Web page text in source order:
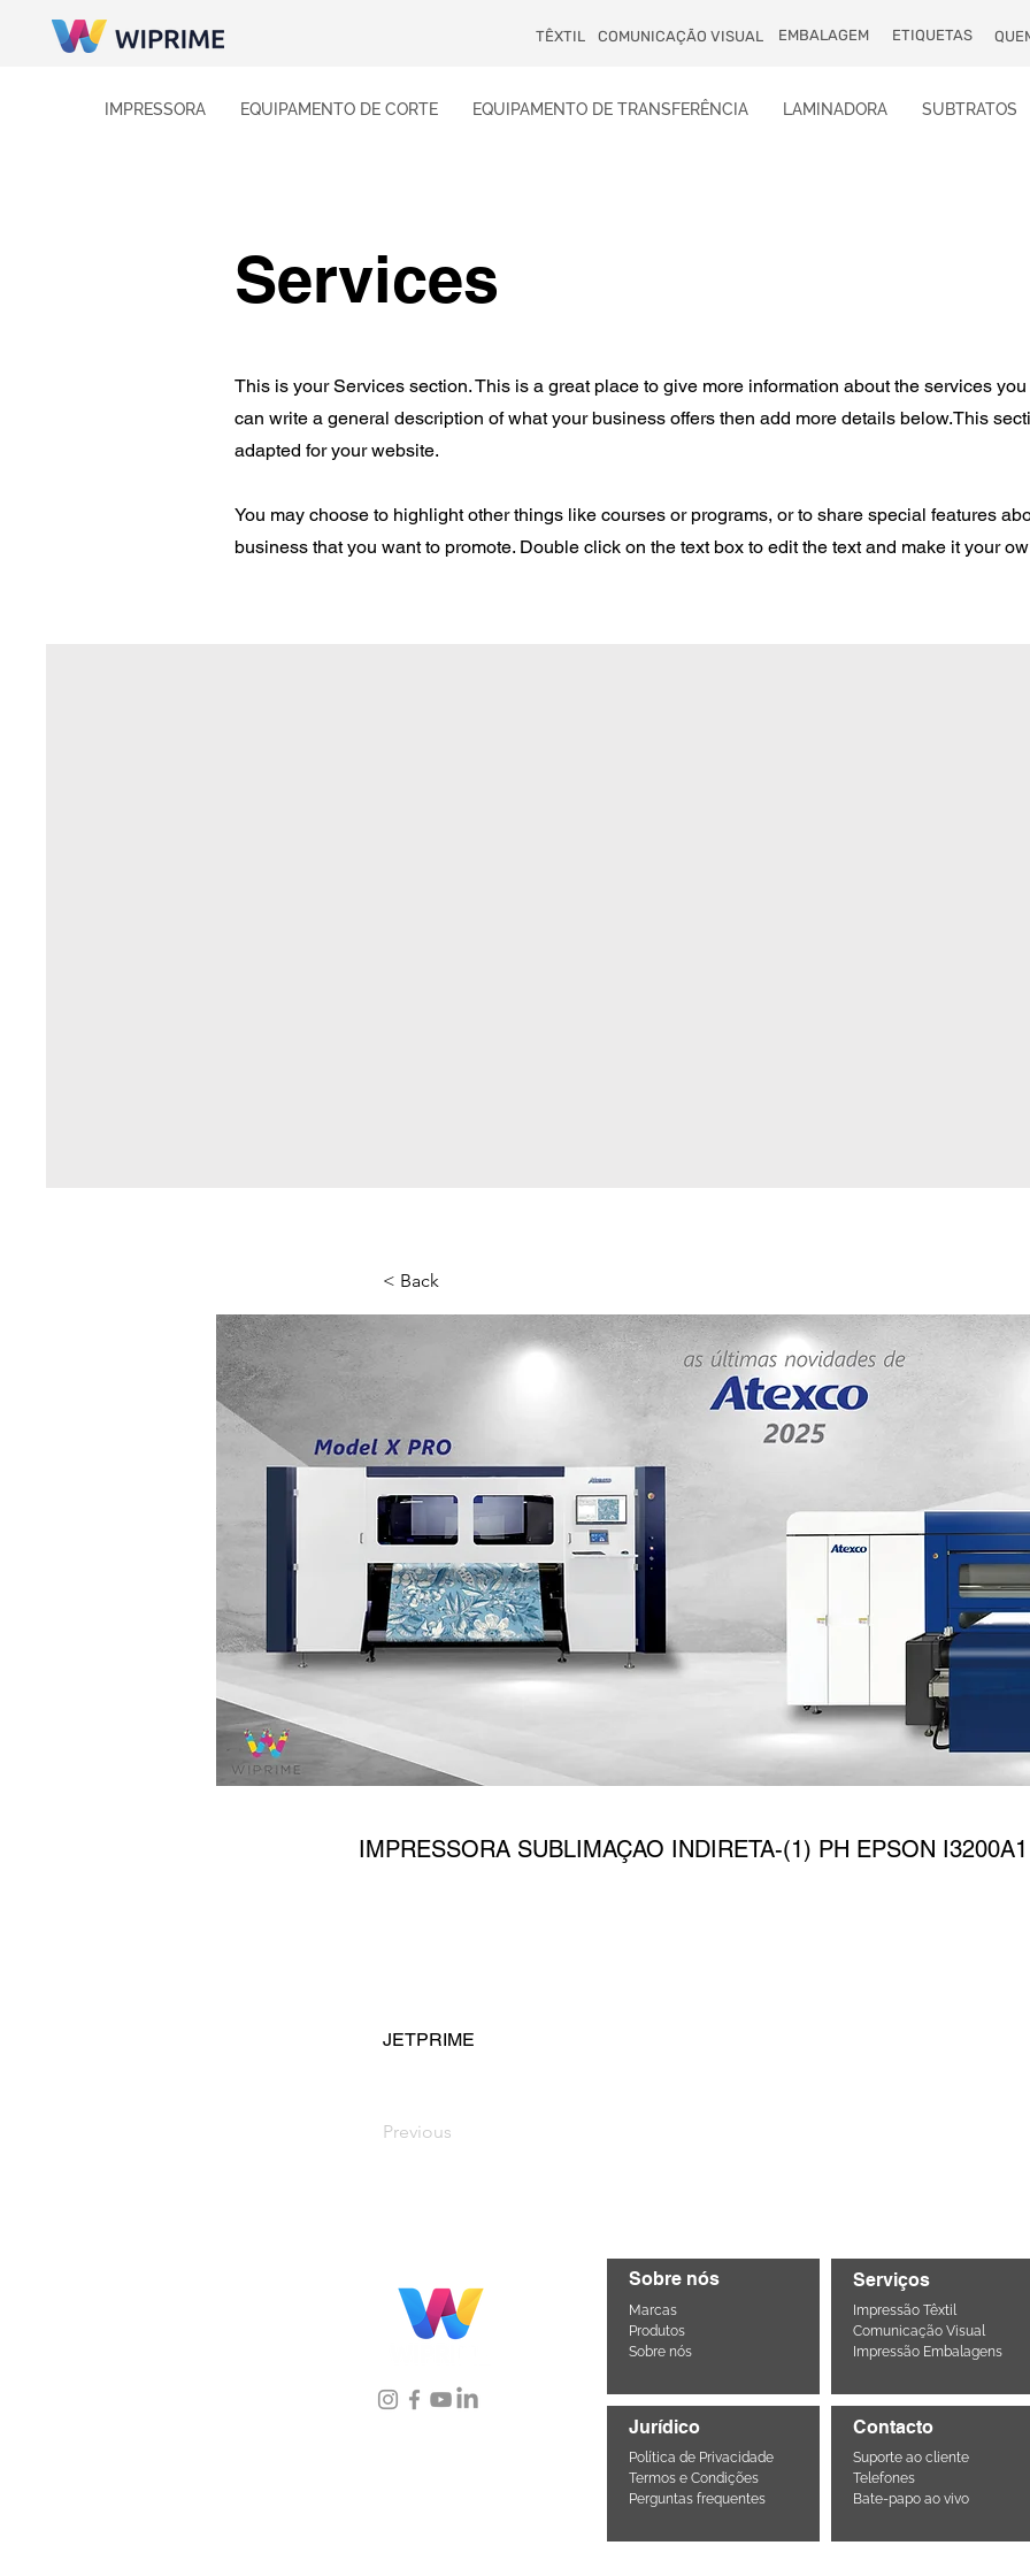
TÊXTIL COMUNICAÇÃO VISUAL EMBALAGEM ETIQUETAS
IMPRESSORA EQUIPAMENTO DE CORTE EQUIPAMENTO DE TRANSFERÊNCIA LAMINADORA SUBTRATOS
Services
This is your Services section. This is a great place to give more information about the services you
can write a general description of what your business offers then add more details below.This
adapted for your website.
You may choose to highlight other things like courses or programs, or to share special features
business that you want to promote. Double click on the text box to edit the text and make it your
< Back
JETPRIME 1601W
IMPRESSORA SUBLIMAÇAO INDIRETA-(1) PH EPSON
JETPRIME
Previous
Sobre nós
Marcas
Produtos
Sobre nós
Jurídico
Política de Privacidade
Termos e Condições
Perguntas frequentes
Serviços
Impressão Têxtil
Comunicação Visual
Impressão Embalagens
Contacto
Suporte ao cliente
Telefones
Bate-papo ao vivo